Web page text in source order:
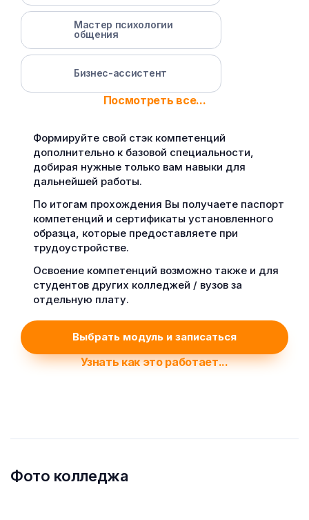
Мастер психологии
общения
Бизнес-ассистент
Посмотреть все...
Формируйте свой стэк компетенций
дополнительно к базовой специальности,
добирая нужные только вам навыки для
дальнейшей работы.
По итогам прохождения Вы получаете паспорт
компетенций и сертификаты установленного
образца, которые предоставляете при
трудоустройстве.
Освоение компетенций возможно также и для
студентов других колледжей / вузов за
отдельную плату.
Выбрать модуль и записаться
Узнать как это работает...
Фото колледжа